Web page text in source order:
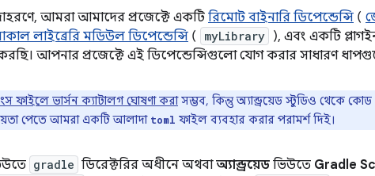
আমরা আমাদের প্রজেক্টে একটি রিমোট বাইনারি ডিপেন্ডেন্সি (
লাইব্রেরি মডিউল ডিপেন্ডেন্সি ( myLibrary ), এবং একটি
আপনার প্রজেক্টে এই ডিপেন্ডেন্সিগুলো যোগ করার সাধারণ
ফাইলে ভার্সন ক্যাটালগ ঘোষণা করাসম্ভব, কিন্তু অ্যান্ড্রয়েড স্টুডিও থেকে
পেতে আমরা একটি আলাদা toml ফাইল ব্যবহার করার পরামর্শ দিই।
gradle ডিরেক্টরির অধীনে অথবাঅ্যান্ড্রয়েড ভিউতে Gradle